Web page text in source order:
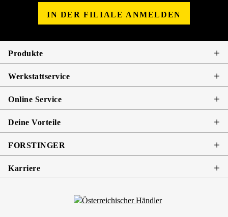
IN DER FILIALE ANMELDEN
Produkte
Werkstattservice
Online Service
Deine Vorteile
FORSTINGER
Karriere